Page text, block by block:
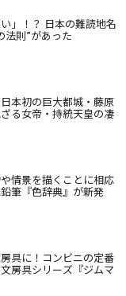
」！？ 日本の難読地名
法則”があった
本初の巨大都城・藤原
る女帝・持統天皇の凄
情景を描くことに相応
筆『色辞典』が新発
具に！コンビニの定番
房具シリーズ『ジムマ